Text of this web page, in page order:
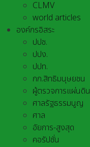
CLMV
world articles
องค์กรอิสระ
ปปช.
ปปง.
ปปท.
กก.สิทธิมนุษยชน
ผู้ตรวจการแผ่นดิน
ศาลรัฐธรรมนูญ
ศาล
อัยการ-สูงสุด
คอรัปชั่น